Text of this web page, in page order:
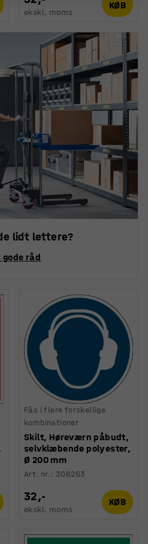
ekskl. moms
KØB
lidt lettere?
råd
Fås i flere forskellige
kombinationer
Skilt, Høreværn påbudt,
selvklæbende polyester,
Ø 200 mm
Art. nr.: 306263
32,-
ekskl. moms
KØB